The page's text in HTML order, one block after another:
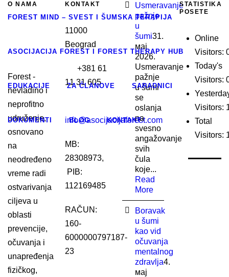
FOREST MIND – SVEST I ŠUMSKA TERAPIJA
ASOCIJACIJA FOREST I FOREST THERAPY HUB
EDUKACIJE ZA ČLANOVE SARADNICI
DOKUMENTI BLOG KONTAKT
O NAMA
Forest -
nevladino i
neprofitno
udruženje,
osnovano
na
neodređeno
vreme radi
ostvarivanja
ciljeva u
oblasti
prevencije,
očuvanja i
unapređenja
fizičkog,
KONTAKT
11000
Beograd
+381 61
11 31 605
info@asocijacijaforest.com
MB:
28308973,
PIB:
112169485
RAČUN:
160-
6000000797187-
23
Usmeravanje
pažnje
u
šumi31.
мај
2026.
Usmeravanje
pažnje
u šumi
se
oslanja
na
svesno
angažovanje
svih
čula
koje...
Read
More
Boravak
u šumi
kao vid
očuvanja
mentalnog
zdravlja4.
мај
STATISTIKA
POSETE
Online
Visitors:
Today's
Visitors:
Visitors:
Total
Visitors: